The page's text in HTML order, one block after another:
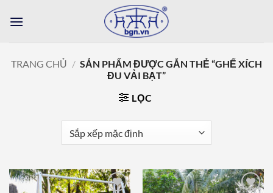
qua
TRANG CHỦ / SẢN PHẨM ĐƯỢC GẮN THẺ “GHẾ XÍCH
ĐU VẢI BẠT”
LỌC